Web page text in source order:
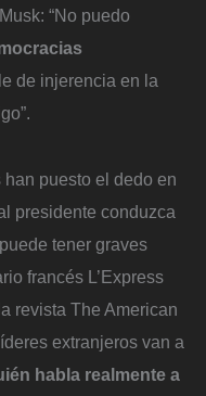
“No puedo
de injerencia en la
puesto el dedo en
presidente conduzca
tener graves
francés L’Express
revista The American
extranjeros van a
habla realmente a